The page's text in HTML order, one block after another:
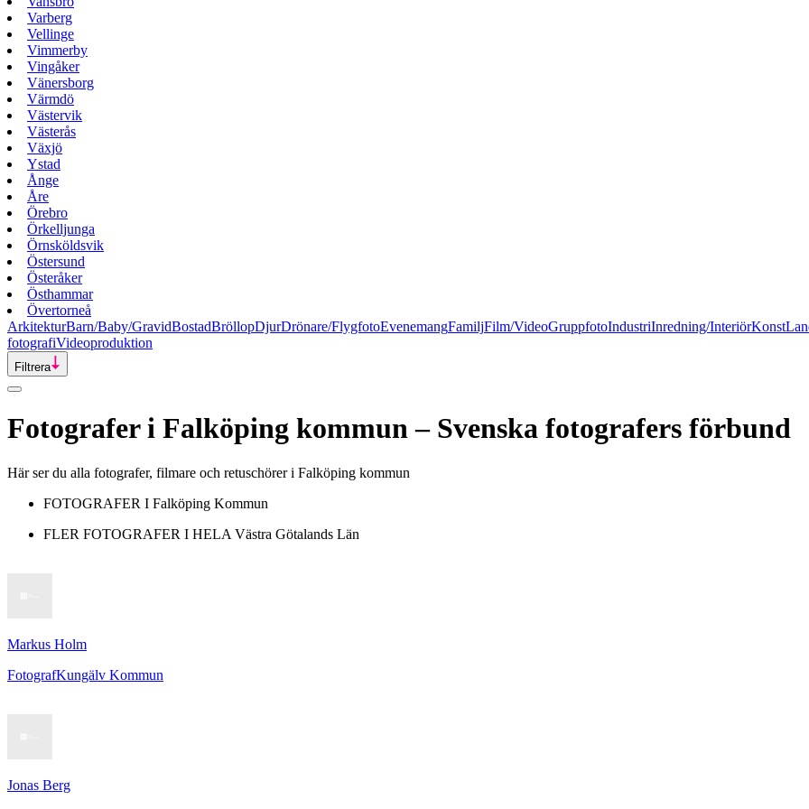
Varberg
Vellinge
Vimmerby
Vingåker
Vänersborg
Värmdö
Västervik
Västerås
Växjö
Ystad
Ånge
Åre
Örebro
Örkelljunga
Örnsköldsvik
Östersund
Österåker
Östhammar
Övertorneå
ArkitekturBarn/Baby/GravidBostadBröllopDjurDrönare/FlygfotoEvenemangFamiljFilm/VideoGruppfotoIndustriInredning/InteriörKonst
fotografiVideoproduktion
Filtrera
Fotograferi Falköping kommun– Svenska fotografers förbund
Här ser du alla fotografer, filmare och retuschörer i Falköping kommun
FOTOGRAFER I Falköping Kommun
FLER FOTOGRAFER I HELA Västra Götalands Län
Markus Holm
FotografKungälv Kommun
Jonas Berg